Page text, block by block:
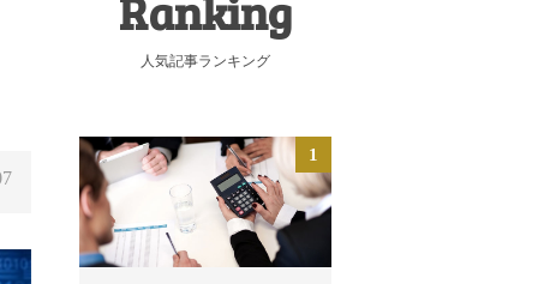
人気記事ランキング